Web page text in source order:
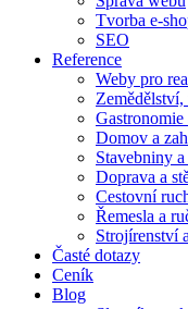
Tvorba e-
SEO
Reference
Weby pro
Domov a
Stavebniny
Doprava a
Cestovní
Řemesla a
Strojírenství
Časté dotazy
Ceník
Blog